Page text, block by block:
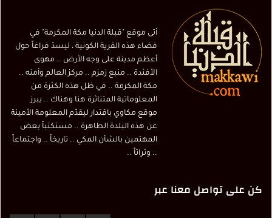
أتى موقع "قبلة الدنيا مكة المكرمة" في
فضاء هذه القرية الكونية ، ليسدّ فراغاً حول
أعظم مدينة على وجه الأرض .. مهوى
الأفئدة .. منبع زمزم .. مركز العالم وأمنه ..
مكة المكرمة .. في ظل هذه الكثرة من
المعلوماتية المتناثرة هنا وهناك .. يبرز
موقع مكاوي باقتدار ليقدّم المعلومة الأمينة
عن هذه البلدة الطاهرة .. مستكتباً بعض
المهتمين بالشأن المكي .. تاريخاً .. واجتماعاً
.. وتراثاً ..
كن على تواصل معنا عبر